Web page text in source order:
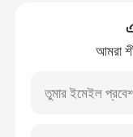
ছাদের গম্বুজ
আমরা